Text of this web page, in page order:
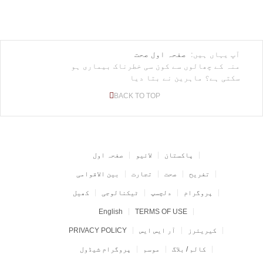
آپ یہاں ہیں: صفحہ اول صحت
منہ کے چھالوں سے کون سی خطرناک بیماری ہو
سکتی ہے؟ ماہرین نے بتا دیا
BACK TO TOP
صفحہ اول لائیو پاکستان
بین الاقوامی تجارت صحت تفریح
کھیل ٹیکنالوجی دلچسپ پروگرام
English TERMS OF USE
PRIVACY POLICY آر ایس ایس کیریئرز
پروگرام شیڈول موسم کالم / بلاگ